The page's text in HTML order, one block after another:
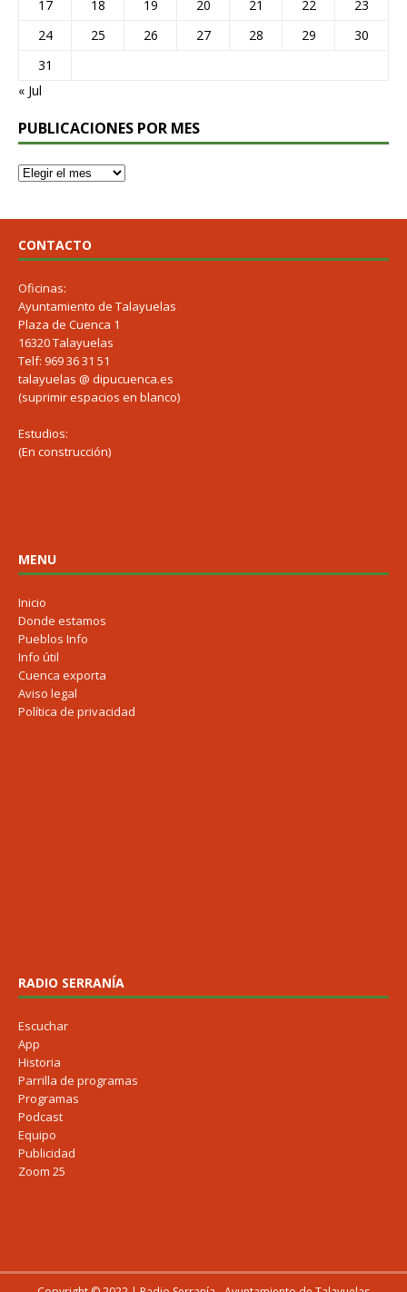
17
18 19 20 21 22
23
24
25 26 27 28 29
30
31
« Jul
PUBLICACIONES POR MES
CONTACTO
Oficinas:
Ayuntamiento de Talayuelas
Plaza de Cuenca 1
16320 Talayuelas
Telf: 969 36 31 51
talayuelas @ dipucuenca.es
(suprimir espacios en blanco)
Estudios:
(En construcción)
MENU
Inicio
Donde estamos
Pueblos Info
Info útil
Cuenca exporta
Aviso legal
Política de privacidad
RADIO SERRANÍA
Escuchar
App
Historia
Parrilla de programas
Programas
Podcast
Equipo
Publicidad
Zoom 25